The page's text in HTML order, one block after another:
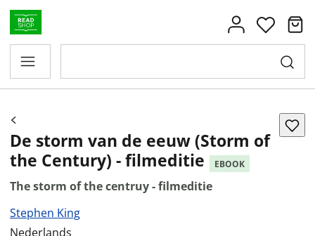
De storm van de eeuw (Storm of
the Century) - filmeditie
EBOOK
The storm of the centruy - filmeditie
Stephen King
Nederlands